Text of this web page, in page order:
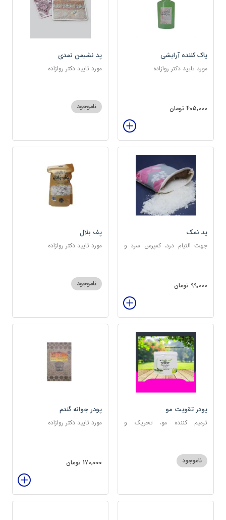
پاک کننده آرایشی
مورد تایید دکتر روازاده
405,000 تومان
پد نشیمن نمدی
مورد تایید دکتر روازاده
ناموجود
پد نمک
جهت التیام درد، کمپرس سرد و
99,000 تومان
پف بلال
مورد تایید دکتر روازاده
ناموجود
پودر تقویت مو
ترمیم کننده مو، تحریک و
ناموجود
پودر جوانه گندم
مورد تایید دکتر روازاده
170,000 تومان